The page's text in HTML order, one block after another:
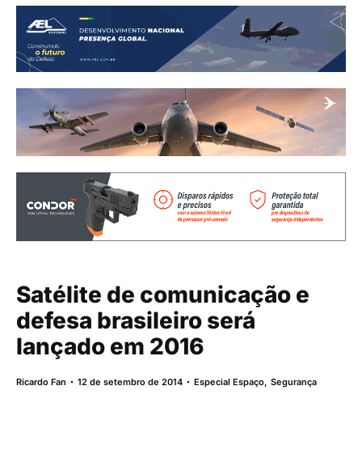
Satélite de comunicação e
defesa brasileiro será
lançado em 2016
Ricardo Fan 12 de setembro de 2014 Especial Espaço,Segurança